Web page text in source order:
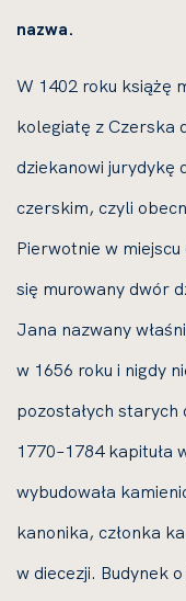
nazwa.
W 1402 roku książę
kolegiatę z Czerska
dziekanowi jurydykę
czerskim, czyli
Pierwotnie w
się murowany dwór
Jana nazwany
w 1656 roku i nigdy
pozostałych
1770–1784 kapituła
wybudowała
kanonika, członka
w diecezji. Budynek